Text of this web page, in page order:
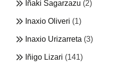
Iñaki Sagarzazu (2)
Inaxio Oliveri (1)
Inaxio Urizarreta (3)
Iñigo Lizari (141)